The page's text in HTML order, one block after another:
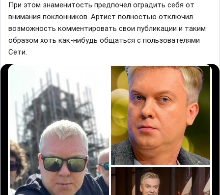
При этом знаменитость предпочел оградить себя от
внимания поклонников. Артист полностью отключил
возможность комментировать свои публикации и таким
образом хоть как-нибудь общаться с пользователями
Сети.